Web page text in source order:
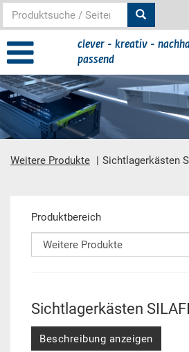
clever - kreativ -
passend
Weitere Produkte Sichtlagerkästen
Hauptinhalt
Produktbereich
Sichtlagerkästen
Beschreibung anzeigen